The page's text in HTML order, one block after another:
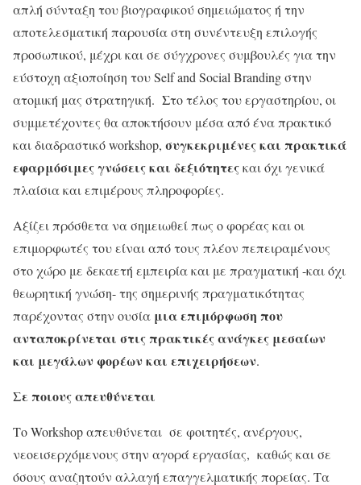
απλή σύνταξη του βιογραφικού σημειώματος ή την
αποτελεσματική παρουσία στη συνέντευξη επιλογής
προσωπικού, μέχρι και σε σύγχρονες συμβουλές για την
εύστοχη αξιοποίηση του Self and Social Branding στην
ατομική μας στρατηγική. Στο τέλος του εργαστηρίου, οι
συμμετέχοντες θα αποκτήσουν μέσα από ένα πρακτικό
και διαδραστικό workshop, συγκεκριμένες και πρακτικά
εφαρμόσιμες γνώσεις και δεξιότητεςκαι όχι γενικά
πλαίσια και επιμέρους πληροφορίες.
Αξίζει πρόσθετα να σημειωθεί πως ο φορέας και οι
επιμορφωτές του είναι από τους πλέον πεπειραμένους
στο χώρο με δεκαετή εμπειρία και με πραγματική -και όχι
θεωρητική γνώση- της σημερινής πραγματικότητας
παρέχοντας στην ουσία μια επιμόρφωση που
ανταποκρίνεται στις πρακτικές ανάγκες μεσαίων
και μεγάλων φορέων και επιχειρήσεων.
Σε ποιους απευθύνεται
Το Workshop απευθύνεται σε φοιτητές, ανέργους,
νεοεισερχόμενους στην αγορά εργασίας, καθώς και σε
όσους αναζητούν αλλαγή επαγγελματικής πορείας. Τα